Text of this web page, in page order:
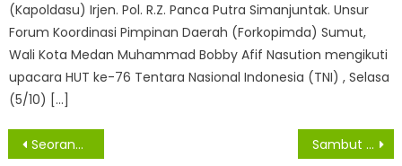
(Kapoldasu) Irjen. Pol. R.Z. Panca Putra Simanjuntak. Unsur
Forum Koordinasi Pimpinan Daerah (Forkopimda) Sumut,
Wali Kota Medan Muhammad Bobby Afif Nasution mengikuti
upacara HUT ke-76 Tentara Nasional Indonesia (TNI) , Selasa
(5/10) […]
Navigasi
Seorang Pelajar SMK di Pringsewu Diamankan Satuan Lalu Lintas Sambut Natal dan Tahun Baru, Forkopimda Tebing Tinggi Gelar Rapat Koordinasi